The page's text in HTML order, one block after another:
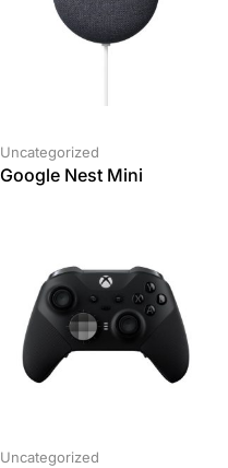
Uncategorized
Google Nest Mini
Uncategorized